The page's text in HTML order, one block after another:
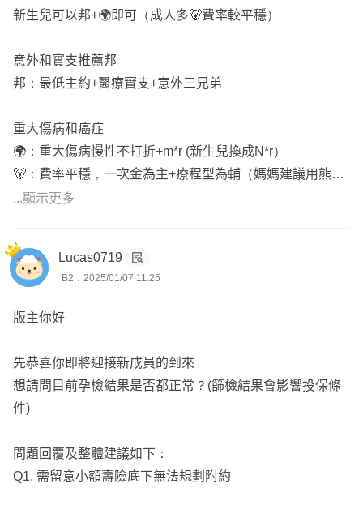
新生兒可以邦+🌍即可（成人多🐻費率較平穩）
意外和實支推薦邦
邦：最低主約+醫療實支+意外三兄弟
重大傷病和癌症
🌍：重大傷病慢性不打折+m*r (新生兒換成N*r）
🐻：費率平穩，一次金為主+療程型為輔（媽媽建議用熊，
用球後期費率會很可觀）
可點擊頭像＋line直接幫你做搭配高效率一次搞定✨
有製作針對保險小白的簡報
圖文+案例講解降低資訊落差一目了然
———————————————————
📍目前業界最推的就是邦或🌟＋🌍或🐻
主要就是把罹癌一次金、重大傷病以及住院日額拉高
（小朋友真的好容易就住院了QQ)
...顯示更多
Lucas0719
B2．2025/01/07 11:25
版主你好
先恭喜你即將迎接新成員的到來
想請問目前孕檢結果是否都正常？(篩檢結果會影響投保條
件)
問題回覆及整體建議如下：
Q1. 需留意小額壽險底下無法規劃附約